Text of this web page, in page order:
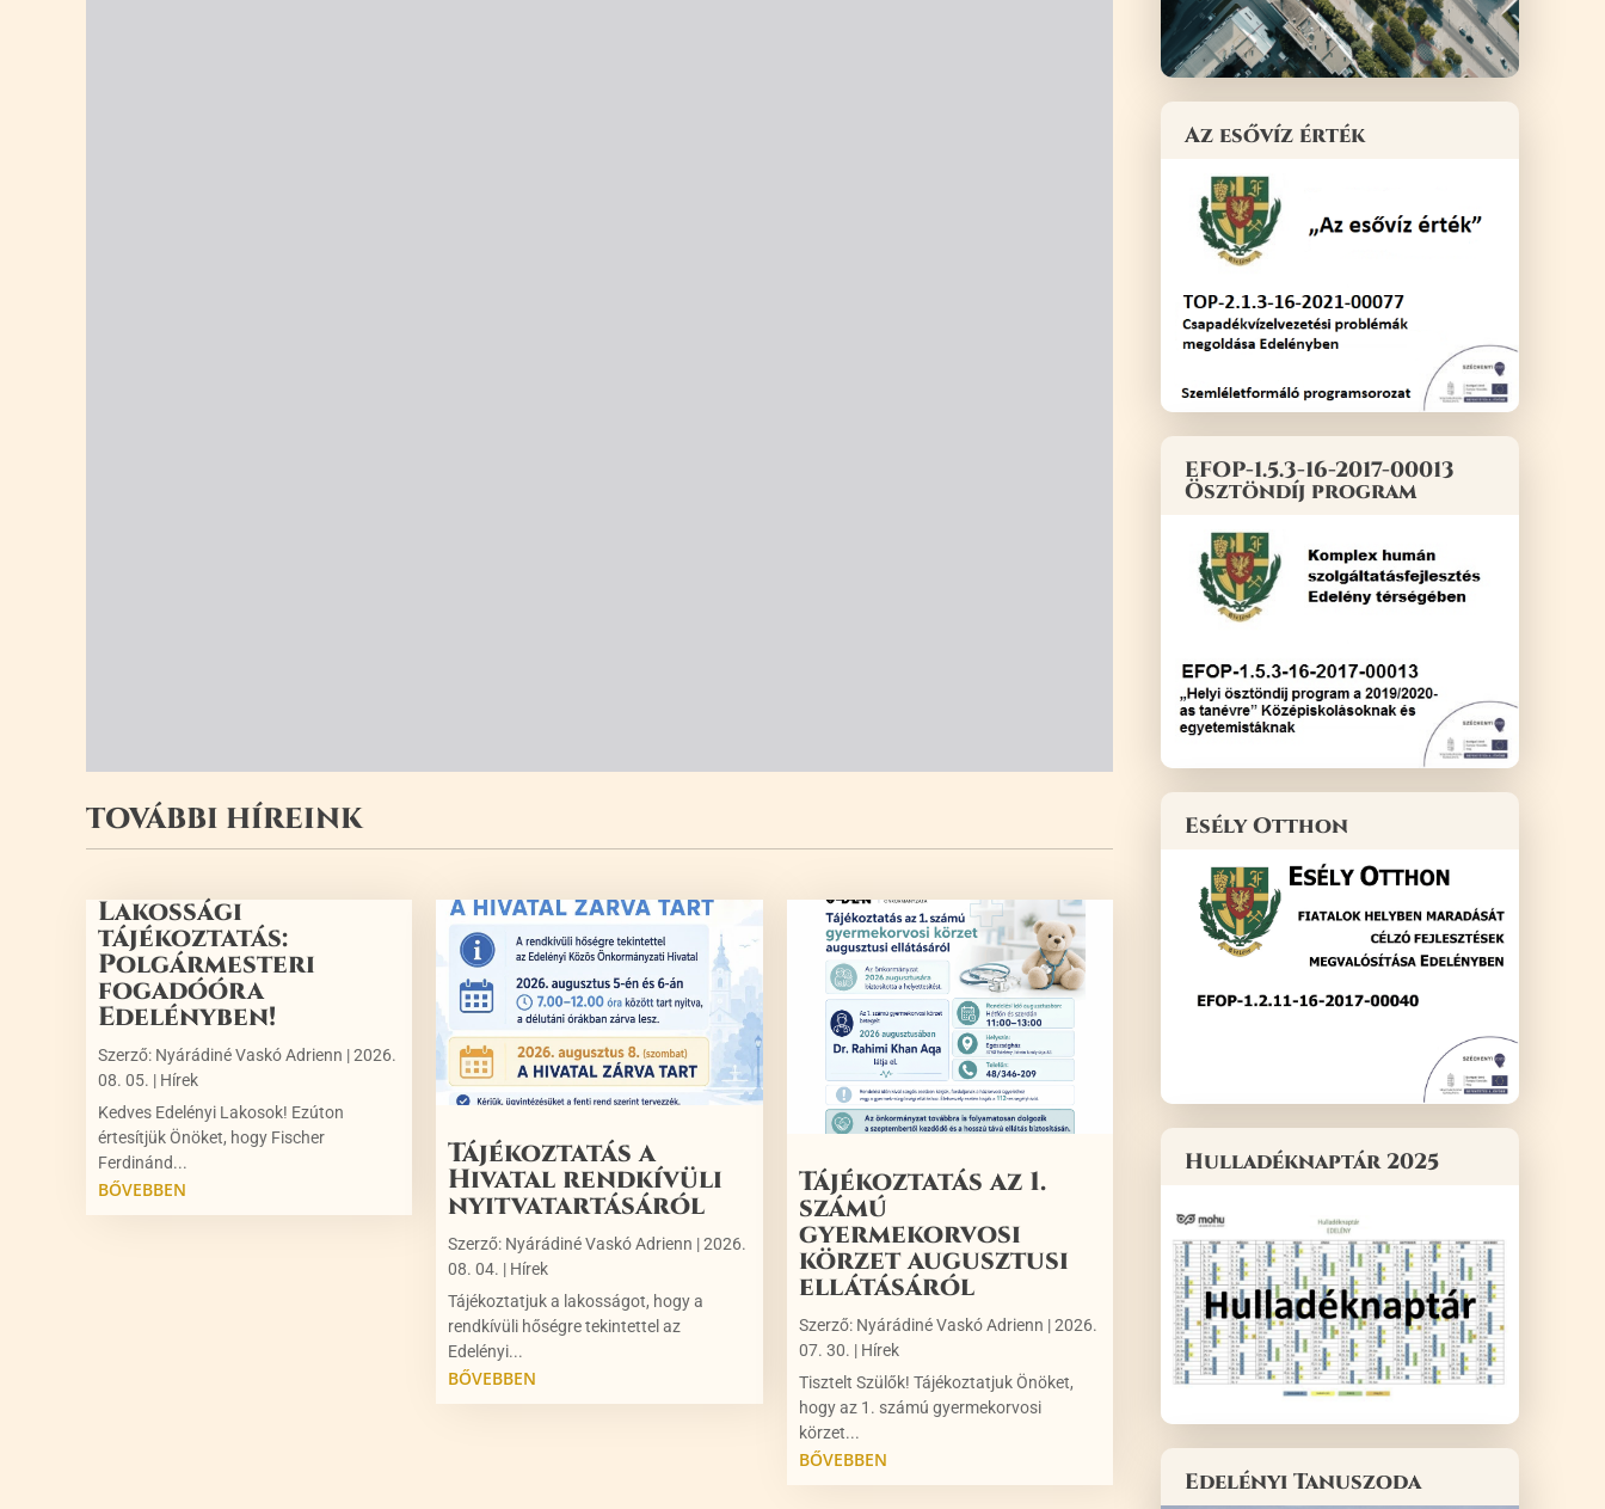
TOVÁBBI HÍREINK
Lakossági
tájékoztatás:
Polgármesteri
fogadóóra
Edelényben!
Szerző: Nyárádiné Vaskó Adrienn |2026.
08. 05. | Hírek
Kedves Edelényi Lakosok! Ezúton
értesítjük Önöket, hogy Fischer
Ferdinánd...
BŐVEBBEN
Tájékoztatás a
Hivatal rendkívüli
nyitvatartásáról
Szerző: Nyárádiné Vaskó Adrienn |2026.
08. 04. | Hírek
Tájékoztatjuk a lakosságot, hogy a
rendkívüli hőségre tekintettel az
Edelényi...
BŐVEBBEN
Tájékoztatás az 1.
számú
gyermekorvosi
körzet augusztusi
ellátásáról
Szerző: Nyárádiné Vaskó Adrienn |2026.
07. 30. | Hírek
Tisztelt Szülők! Tájékoztatjuk Önöket,
hogy az 1. számú gyermekorvosi
körzet...
BŐVEBBEN
Az esővíz érték
EFOP-1.5.3-16-2017-00013
Ösztöndíj program
Esély Otthon
Hulladéknaptár 2025
Edelényi Tanuszoda